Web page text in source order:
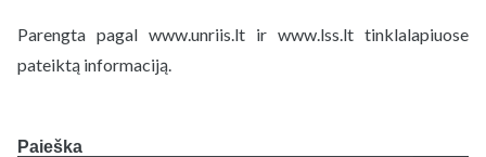
Parengta pagal www.unriis.lt ir www.lss.lt tinklalapiuose
pateiktą informaciją.
Paieška